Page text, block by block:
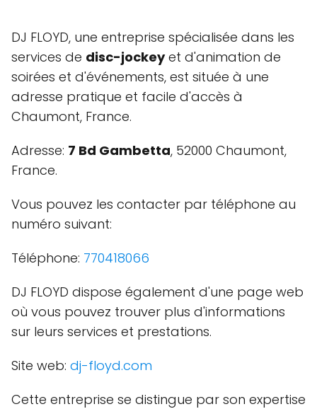
DJ FLOYD, une entreprise spécialisée dans les
services de disc-jockeyet d'animation de
soirées et d'événements, est située à une
adresse pratique et facile d'accès à
Chaumont, France.
Adresse: 7 Bd Gambetta, 52000 Chaumont,
France.
Vous pouvez les contacter par téléphone au
numéro suivant:
Téléphone: 770418066
DJ FLOYD dispose également d'une page web
où vous pouvez trouver plus d'informations
sur leurs services et prestations.
Site web: dj-floyd.com
Cette entreprise se distingue par son expertise